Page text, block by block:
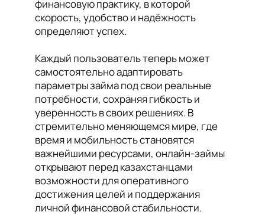
финансовую практику, в которой
скорость, удобство и надёжность
определяют успех.
Каждый пользователь теперь может
самостоятельно адаптировать
параметры займа под свои реальные
потребности, сохраняя гибкость и
уверенность в своих решениях. В
стремительно меняющемся мире, где
время и мобильность становятся
важнейшими ресурсами, онлайн-займы
открывают перед казахстанцами
возможности для оперативного
достижения целей и поддержания
личной финансовой стабильности.